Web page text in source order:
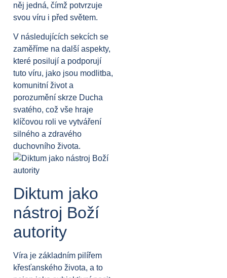
něj jedná, čímž potvrzuje
svou víru i před světem.
V následujících sekcích se
zaměříme na další aspekty,
které posilují a podporují
tuto víru, jako jsou modlitba,
komunitní život a
porozumění skrze Ducha
svatého, což vše hraje
klíčovou roli ve vytváření
silného a zdravého
duchovního života.
Diktum jako
nástroj Boží
autority
Víra je základním pilířem
křesťanského života, a to